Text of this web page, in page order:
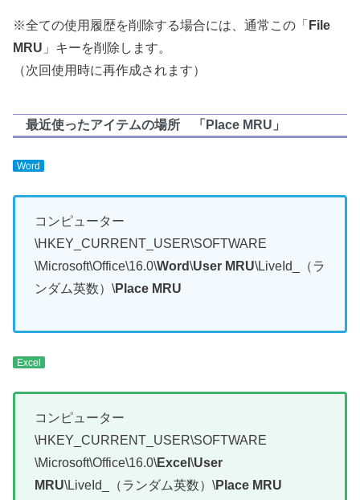
※全ての使用履歴を削除する場合には、通常この「 File
MRU 」キーを削除します。
（次回使用時に再作成されます）
最近使ったアイテムの場所 「Place MRU」
Word
コンピューター
\HKEY_CURRENT_USER\SOFTWARE
\Microsoft\Office\16.0\Word\User MRU\LiveId_（ラ
ンダム英数）\Place MRU
Excel
コンピューター
\HKEY_CURRENT_USER\SOFTWARE
\Microsoft\Office\16.0\Excel \User
MRU\LiveId_（ランダム英数）\Place MRU